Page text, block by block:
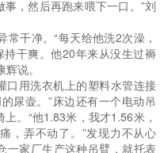
，然后再跑来喂下一口。”刘
干净。“每天给他洗2次澡，
干爽。他20年来从没生过褥
说。
口用洗衣机上的塑料水管连接
尿壶。”床边还有一个电动吊
。“他1.83米，我才1.56米，
，弄不动了。”发现力不从心
一家厂生产这种吊臂，就托表